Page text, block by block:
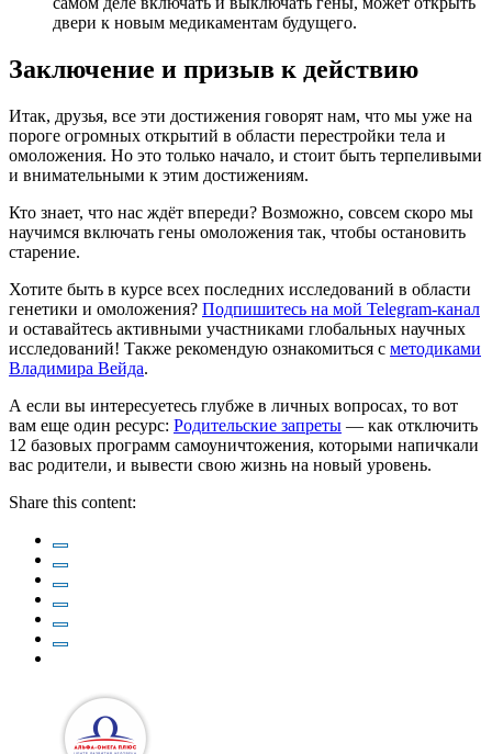
двери к новым медикаментам будущего.
Заключение и призыв к действию
Итак, друзья, все эти достижения говорят нам, что мы уже на
пороге огромных открытий в области перестройки тела и
омоложения. Но это только начало, и стоит быть терпеливыми
и внимательными к этим достижениям.
Кто знает, что нас ждёт впереди? Возможно, совсем скоро мы
научимся включать гены омоложения так, чтобы остановить
старение.
Хотите быть в курсе всех последних исследований в области
генетики и омоложения? Подпишитесь на мой Telegram-канал
и оставайтесь активными участниками глобальных научных
исследований! Также рекомендую ознакомиться с методиками
Владимира Вейда.
А если вы интересуетесь глубже в личных вопросах, то вот
вам еще один ресурс: Родительские запреты — как отключить
12 базовых программ самоуничтожения, которыми напичкали
вас родители, и вывести свою жизнь на новый уровень.
Share this content: